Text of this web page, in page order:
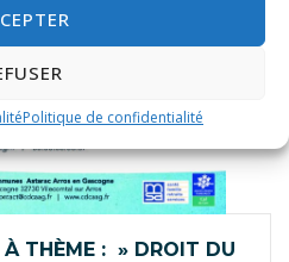
Politique de confidentialité
À THÈME : » DROIT DU